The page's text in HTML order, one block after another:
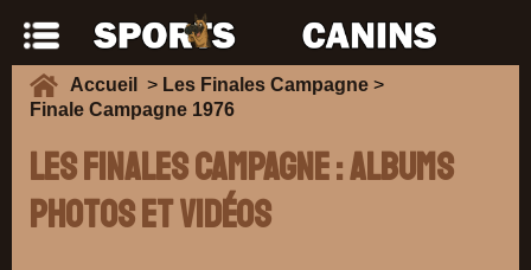
Accueil > Les Finales Campagne >
Finale Campagne 1976
Les Finales Campagne : Albums
photos et vidéos